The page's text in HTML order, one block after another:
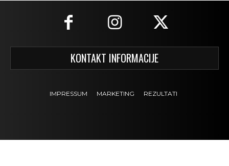
KONTAKT INFORMACIJE
IMPRESSUM MARKETING REZULTATI